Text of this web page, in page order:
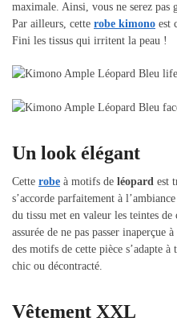
maximale. Ainsi, vous ne serez pas
Par ailleurs, cette robe kimono est
Fini les tissus qui irritent la peau !
Un look élégant
Cette robe à motifs de léopard est
s’accorde parfaitement à
du tissu met en valeur les teintes de
assurée de ne pas passer
des motifs de cette pièce s’adapte
chic ou décontracté.
Vêtement XXL